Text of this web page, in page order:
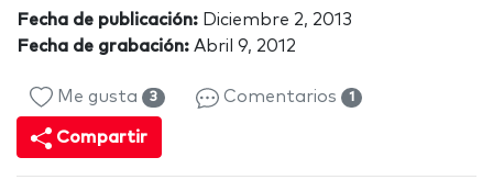
Fecha de publicación: Diciembre 2, 2013
Fecha de grabación: Abril 9, 2012
Me gusta 3 Comentarios 1
Compartir